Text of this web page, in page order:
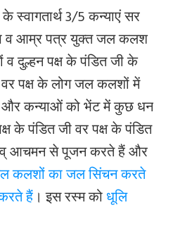
के स्वागतार्थ 3/5 कन्याएं सर
व आम्र पत्र युक्त जल कलश
दुल्हन पक्ष के पंडित जी के
पक्ष के लोग जल कलशों में
कन्याओं को भेंट में कुछ धन
के पंडित जी वर पक्ष के पंडित
व् आचमन से पूजन करते हैं और
कलशों का जल सिंचन करते
हैं। इस रस्म कोधूलि